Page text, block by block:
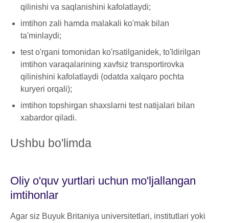
qilinishi va saqlanishini kafolatlaydi;
imtihon zali hamda malakali ko'mak bilan
ta'minlaydi;
test o'rgani tomonidan ko'rsatilganidek, to'ldirilgan
imtihon varaqalarining xavfsiz transportirovka
qilinishini kafolatlaydi (odatda xalqaro pochta
kuryeri orqali);
imtihon topshirgan shaxslarni test natijalari bilan
xabardor qiladi.
Ushbu bo'limda
Oliy o'quv yurtlari uchun mo'ljallangan
imtihonlar
Agar siz Buyuk Britaniya universitetlari, institutlari yoki